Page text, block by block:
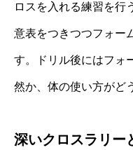
ロスを入れる練習を行
意表をつきつつフォー
す。ドリル後にはフォ
然か、体の使い方がど
深いクロスラリー